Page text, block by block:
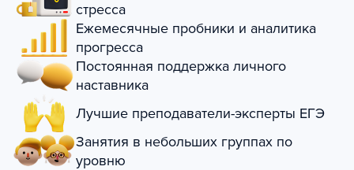
стресса
Ежемесячные пробники и аналитика
прогресса
Постоянная поддержка личного
наставника
Лучшие преподаватели-эксперты ЕГЭ
Занятия в небольших группах по
уровню